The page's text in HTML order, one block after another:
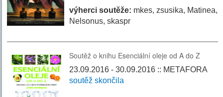
výherci soutěže: mkes, zsusika, Matinea,
Nelsonus, skaspr
Soutěž o knihu Esenciální oleje od A do Z
23.09.2016 - 30.09.2016 :: METAFORA
soutěž skončila